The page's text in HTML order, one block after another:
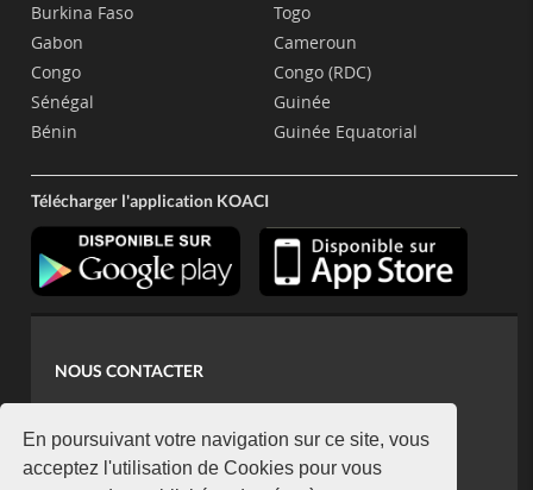
En poursuivant votre navigation sur ce site, vous
acceptez l'utilisation de Cookies pour vous
Burkina Faso
Gabon
Congo
Sénégal
Bénin
Togo
Cameroun
Congo (RDC)
Guinée
Guinée Equatorial
Télécharger l'application KOACI
NOUS CONTACTER
koaci@yahoo.fr
+225 07 08 85 52 93